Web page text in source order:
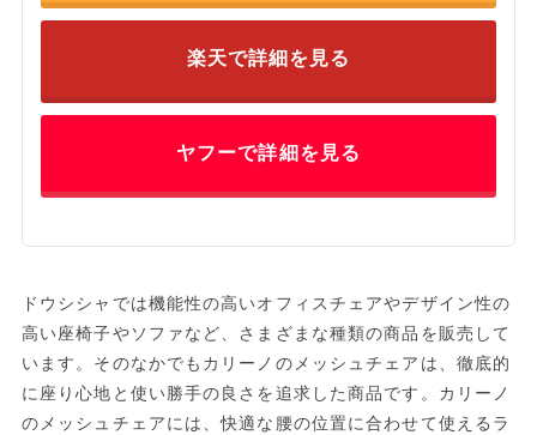
楽天で詳細を見る
ヤフーで詳細を見る
ドウシシャでは機能性の高いオフィスチェアやデザイン性の
高い座椅子やソファなど、さまざまな種類の商品を販売して
います。そのなかでもカリーノのメッシュチェアは、徹底的
に座り心地と使い勝手の良さを追求した商品です。カリーノ
のメッシュチェアには、快適な腰の位置に合わせて使えるラ